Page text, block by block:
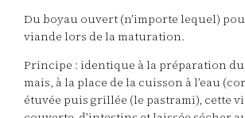
Du boyau ouvert (n’importe lequel)
viande lors de la maturation.
Principe : identique à la préparation
mais, à la place de la cuisson à l’eau
étuvée puis grillée (le pastrami), cette